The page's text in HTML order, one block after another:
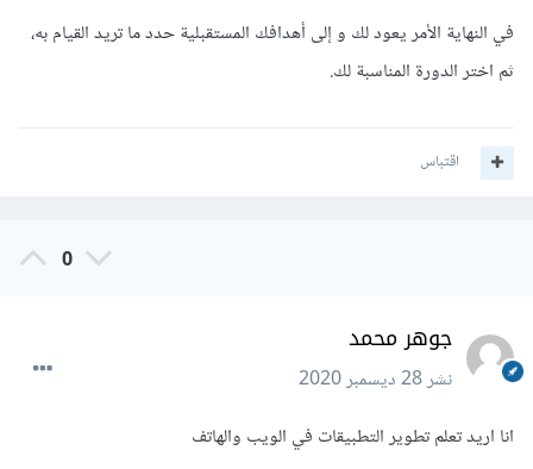
في النهاية الأمر يعود لك و إلى أهدافك المستقبلية حدد ما تريد القيام به،
ثم اختر الدورة المناسبة لك.
اقتباس
0
جوهر محمد
نشر28 ديسمبر 2020
انا اريد تعلم تطوير التطبيقات في الويب والهاتف